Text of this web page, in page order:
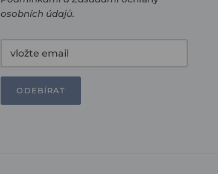
osobních údajů.
ODEBÍRAT